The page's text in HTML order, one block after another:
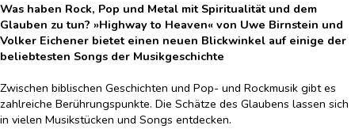
Was haben Rock, Pop und Metal mit Spiritualität und dem
Glauben zu tun? »Highway to Heaven« von Uwe Birnstein und
Volker Eichener bietet einen neuen Blickwinkel auf einige der
beliebtesten Songs der Musikgeschichte
Zwischen biblischen Geschichten und Pop- und Rockmusik gibt es
zahlreiche Berührungspunkte. Die Schätze des Glaubens lassen sich
in vielen Musikstücken und Songs entdecken.